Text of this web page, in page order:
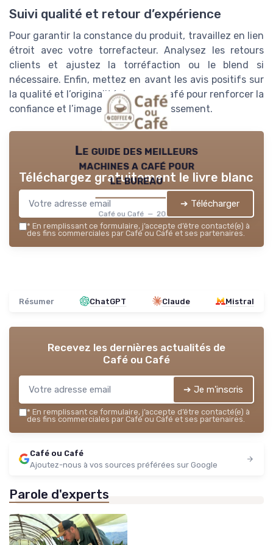
Suivi qualité et retour d’expérience
Pour garantir la constance du produit, travaillez en lien
étroit avec votre torrefacteur. Analysez les retours
clients et ajustez la torréfaction ou le blend si
nécessaire. Enfin, mettez en avant les avis positifs sur
la qualité et l’originalité du goma café pour renforcer la
confiance et l’image de votre établissement.
Le guide des meilleurs
machines a café pour
le bureau
Café ou Café — 2026
Téléchargez gratuitement le livre blanc
➔ Télécharger
* En remplissant ce formulaire, j’accepte d’être contacté(e) à
des fins commerciales par Café ou Café et ses partenaires.
Résumer ChatGPT Claude Mistral
Recevez les dernières actualités de
Café ou Café
➔ Je m'inscris
* En remplissant ce formulaire, j’accepte d’être contacté(e) à
des fins commerciales par Café ou Café et ses partenaires.
Café ou Café
Ajoutez-nous à vos sources préférées sur Google
Parole d'experts